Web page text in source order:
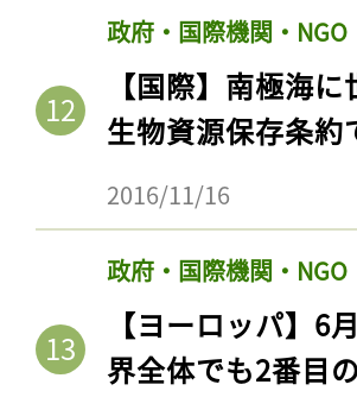
政府・国際機関・NGO
【国際】南極海
生物資源保存条約
2016/11/16
政府・国際機関・NGO
【ヨーロッパ】6
界全体でも2番目